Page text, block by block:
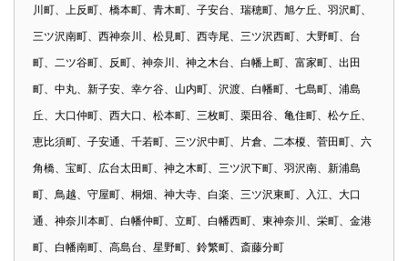
川町、上反町、橋本町、青木町、子安台、瑞穂町、旭ケ丘、羽沢町、
三ツ沢南町、西神奈川、松見町、西寺尾、三ツ沢西町、大野町、台
町、二ツ谷町、反町、神奈川、神之木台、白幡上町、富家町、出田
町、中丸、新子安、幸ケ谷、山内町、沢渡、白幡町、七島町、浦島
丘、大口仲町、西大口、松本町、三枚町、栗田谷、亀住町、松ケ丘、
恵比須町、子安通、千若町、三ツ沢中町、片倉、二本榎、菅田町、六
角橋、宝町、広台太田町、神之木町、三ツ沢下町、羽沢南、新浦島
町、鳥越、守屋町、桐畑、神大寺、白楽、三ツ沢東町、入江、大口
通、神奈川本町、白幡仲町、立町、白幡西町、東神奈川、栄町、金港
町、白幡南町、高島台、星野町、鈴繁町、斎藤分町